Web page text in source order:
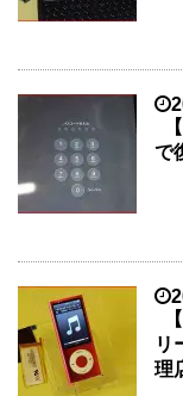
で
リ
理